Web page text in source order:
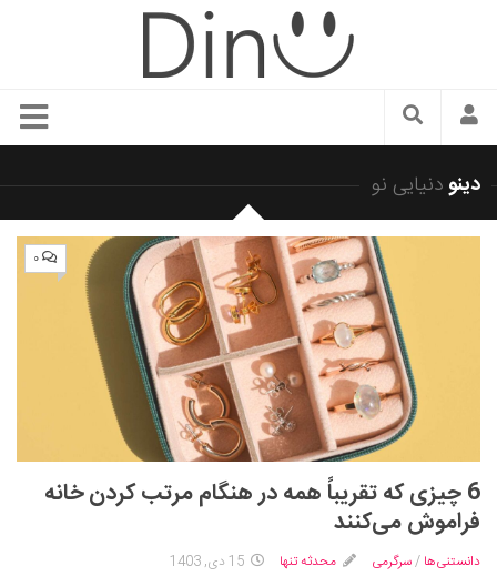
زیبایی و آرایش
شیک پوشی
دکوراسیون و چیدمان
رستوران گردی
آشپزی
سفر و گردشگری
ایران گردی
جهان گردی
دینودنیایی نو
۰
6 چیزی که تقریباً همه در هنگام مرتب کردن خانه
فراموش می‌کنند
دانستنی‌ها /سرگرمی محدثه تنها 15 دی, 1403